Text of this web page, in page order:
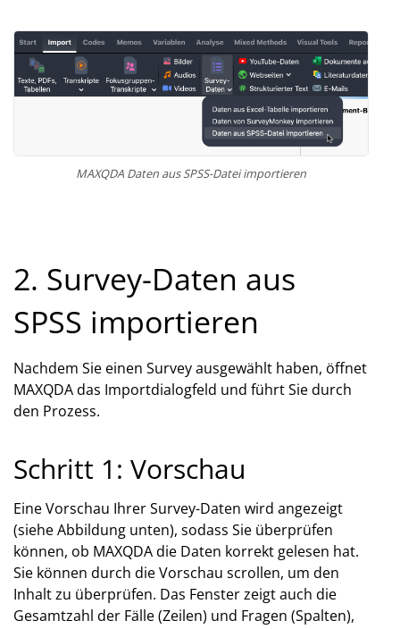
MAXQDA Daten aus SPSS-Datei importieren
2. Survey-Daten aus
SPSS importieren
Nachdem Sie einen Survey ausgewählt haben, öffnet
MAXQDA das Importdialogfeld und führt Sie durch
den Prozess.
Schritt 1: Vorschau
Eine Vorschau Ihrer Survey-Daten wird angezeigt
(siehe Abbildung unten), sodass Sie überprüfen
können, ob MAXQDA die Daten korrekt gelesen hat.
Sie können durch die Vorschau scrollen, um den
Inhalt zu überprüfen. Das Fenster zeigt auch die
Gesamtzahl der Fälle (Zeilen) und Fragen (Spalten),